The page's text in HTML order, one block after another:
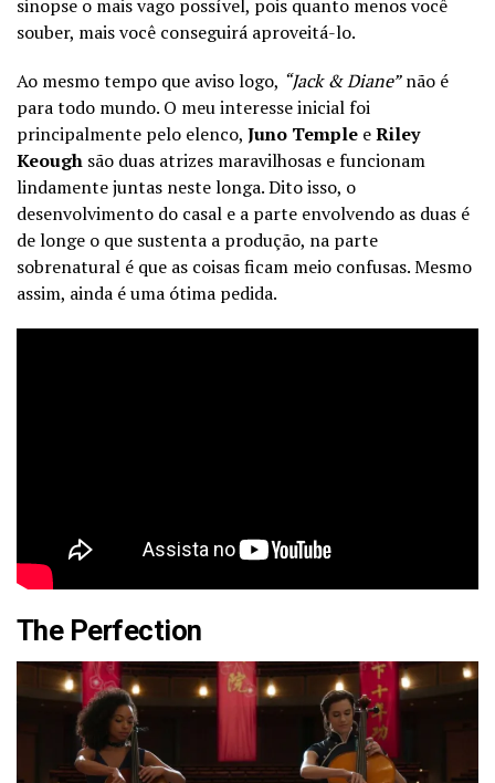
sinopse o mais vago possível, pois quanto menos você
souber, mais você conseguirá aproveitá-lo.
Ao mesmo tempo que aviso logo, “Jack & Diane”não é
para todo mundo. O meu interesse inicial foi
principalmente pelo elenco, Juno Temple eRiley
Keough são duas atrizes maravilhosas e funcionam
lindamente juntas neste longa. Dito isso, o
desenvolvimento do casal e a parte envolvendo as duas é
de longe o que sustenta a produção, na parte
sobrenatural é que as coisas ficam meio confusas. Mesmo
assim, ainda é uma ótima pedida.
The Perfection